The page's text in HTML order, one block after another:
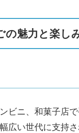
の魅力と楽し
ニ、和菓子店
広い世代に支持さ